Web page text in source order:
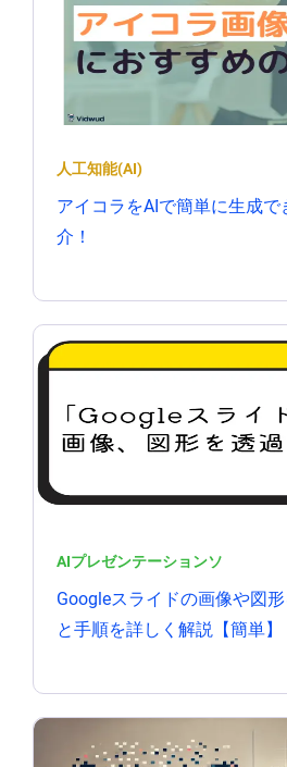
人工知能(AI)
アイコラをAIで簡単に生成
介！
AIプレゼンテーションソ
Googleスライドの画像や図
と手順を詳しく解説【簡単】